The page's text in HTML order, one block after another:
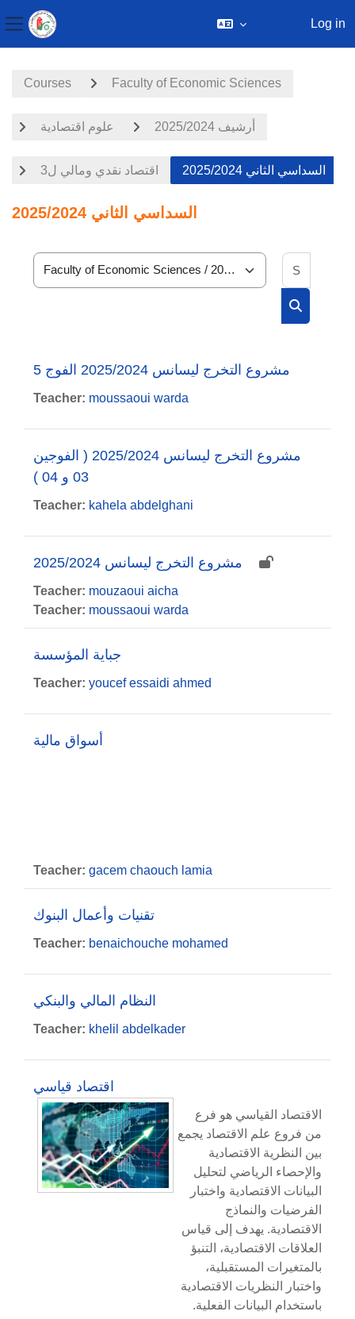
Side panel
Log in
Courses Faculty of Economic Sciences
علوم اقتصادية أرشيف 2025/2024
اقتصاد نقدي ومالي ل3 السداسي الثاني 2025/2024
السداسي الثاني 2025/2024
Course categories
مشروع التخرج ليسانس 2025/2024 الفوج 5
Teacher: moussaoui warda
مشروع التخرج ليسانس 2025/2024 ( الفوجين
03 و 04 )
Teacher: kahela abdelghani
مشروع التخرج ليسانس 2025/2024
Teacher: mouzaoui aicha
Teacher: moussaoui warda
جباية المؤسسة
Teacher: youcef essaidi ahmed
أسواق مالية
Teacher: gacem chaouch lamia
تقنيات وأعمال البنوك
Teacher: benaichouche mohamed
النظام المالي والبنكي
Teacher: khelil abdelkader
اقتصاد قياسي
الاقتصاد القياسي هو فرع
من فروع علم الاقتصاد يجمع
بين النظرية الاقتصادية
والإحصاء الرياضي لتحليل
البيانات الاقتصادية واختبار
الفرضيات والنماذج
الاقتصادية. يهدف إلى قياس
العلاقات الاقتصادية، التنبؤ
بالمتغيرات المستقبلية،
واختبار النظريات الاقتصادية
باستخدام البيانات الفعلية.